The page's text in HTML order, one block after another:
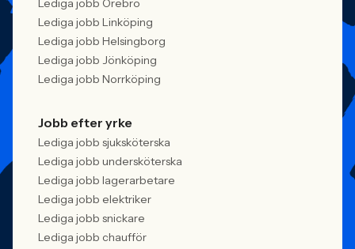
Lediga jobb Örebro
Lediga jobb Linköping
Lediga jobb Helsingborg
Lediga jobb Jönköping
Lediga jobb Norrköping
Jobb efter yrke
Lediga jobb sjuksköterska
Lediga jobb undersköterska
Lediga jobb lagerarbetare
Lediga jobb elektriker
Lediga jobb snickare
Lediga jobb chaufför